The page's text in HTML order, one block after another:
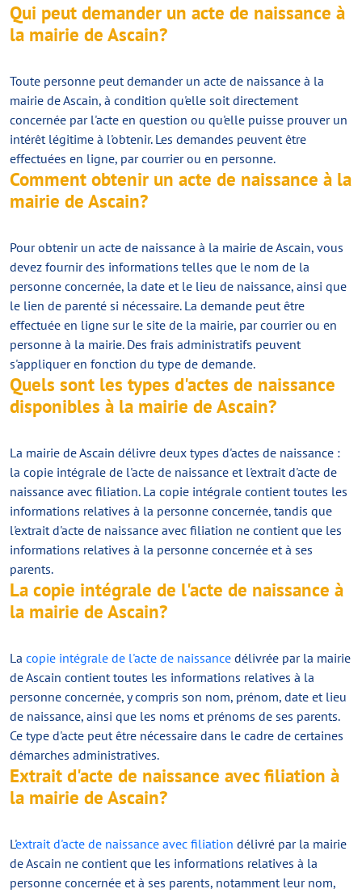
Qui peut demander un acte de naissance à
la mairie de Ascain?
Toute personne peut demander un acte de naissance à la
mairie de Ascain, à condition qu'elle soit directement
concernée par l'acte en question ou qu'elle puisse prouver un
intérêt légitime à l'obtenir. Les demandes peuvent être
effectuées en ligne, par courrier ou en personne.
Comment obtenir un acte de naissance à la
mairie de Ascain?
Pour obtenir un acte de naissance à la mairie de Ascain, vous
devez fournir des informations telles que le nom de la
personne concernée, la date et le lieu de naissance, ainsi que
le lien de parenté si nécessaire. La demande peut être
effectuée en ligne sur le site de la mairie, par courrier ou en
personne à la mairie. Des frais administratifs peuvent
s'appliquer en fonction du type de demande.
Quels sont les types d'actes de naissance
disponibles à la mairie de Ascain?
La mairie de Ascain délivre deux types d'actes de naissance :
la copie intégrale de l'acte de naissance et l'extrait d'acte de
naissance avec filiation. La copie intégrale contient toutes les
informations relatives à la personne concernée, tandis que
l'extrait d'acte de naissance avec filiation ne contient que les
informations relatives à la personne concernée et à ses
parents.
La copie intégrale de l'acte de naissance à
la mairie de Ascain?
La copie intégrale de l'acte de naissance délivrée par la mairie
de Ascain contient toutes les informations relatives à la
personne concernée, y compris son nom, prénom, date et lieu
de naissance, ainsi que les noms et prénoms de ses parents.
Ce type d'acte peut être nécessaire dans le cadre de certaines
démarches administratives.
Extrait d'acte de naissance avec filiation à
la mairie de Ascain?
L'extrait d'acte de naissance avec filiation délivré par la mairie
de Ascain ne contient que les informations relatives à la
personne concernée et à ses parents, notamment leur nom,